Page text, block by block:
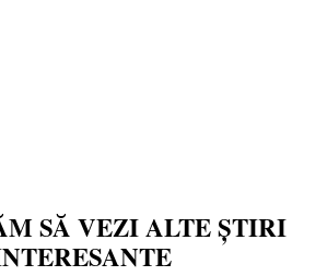
SĂ VEZI ALTE ȘTIRI